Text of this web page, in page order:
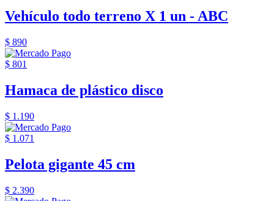
Vehículo todo terreno X 1 un - ABC
$ 890
$ 801
Hamaca de plástico disco
$ 1.190
$ 1.071
Pelota gigante 45 cm
$ 2.390